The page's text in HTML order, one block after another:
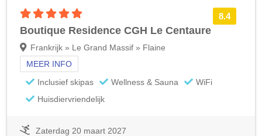
8.4
Boutique Residence CGH Le Centaure
Frankrijk » Le Grand Massif » Flaine
MEER INFO
Inclusief skipas
Wellness & Sauna
WiFi
Huisdiervriendelijk
Zaterdag 20 maart 2027